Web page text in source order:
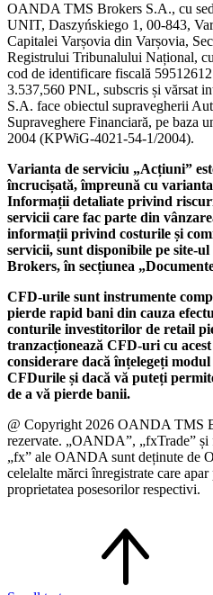
OANDA TMS Brokers S.A., cu
UNIT, Daszyńskiego 1, 00-843,
Capitalei Varșovia din Varșovia,
Registrului Tribunalului Național,
cod de identificare fiscală
3.537,560 PNL, subscris și vărsat
S.A. face obiectul supravegherii
Supraveghere Financiară, pe baza
2004 (KPWiG-4021-54-1/2004).
Varianta de serviciu „Acțiuni”
încrucișată, împreună cu
Informații detaliate privind
servicii care fac parte din
informații privind costurile și
servicii, sunt disponibile pe site-
Brokers, în secțiunea
CFD-urile sunt instrumente
pierde rapid bani din cauza
conturile investitorilor de retail
tranzacționează CFD-uri cu
considerare dacă înțelegeți
CFDurile și dacă vă puteți
de a vă pierde banii.
@ Copyright 2026 OANDA TMS
rezervate. „OANDA”, „fxTrade”
„fx” ale OANDA sunt deținute de
celelalte mărci înregistrate care
proprietatea posesorilor respectivi.